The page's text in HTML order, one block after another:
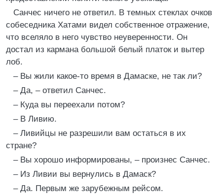
Санчес ничего не ответил. В темных стеклах очков
собеседника Хатами видел собственное отражение,
что вселяло в него чувство неуверенности. Он
достал из кармана большой белый платок и вытер
лоб.
– Вы жили какое-то время в Дамаске, не так ли?
– Да, – ответил Санчес.
– Куда вы переехали потом?
– В Ливию.
– Ливийцы не разрешили вам остаться в их
стране?
– Вы хорошо информированы, – произнес Санчес.
– Из Ливии вы вернулись в Дамаск?
– Да. Первым же зарубежным рейсом.